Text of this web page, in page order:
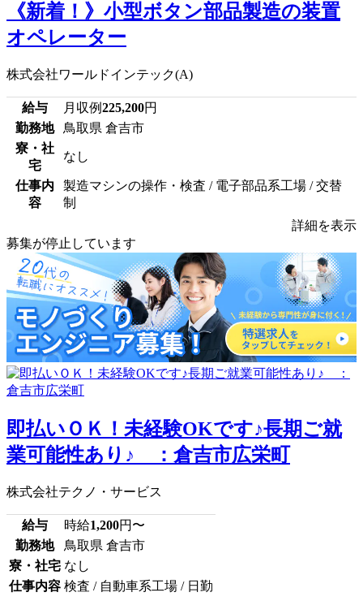
《新着！》小型ボタン部品製造の装置
オペレーター
株式会社ワールドインテック(A)
給与 月収例225,200円
勤務地
鳥取県 倉吉市
寮・社
宅
なし
仕事内
容
製造マシンの操作・検査 / 電子部品系工場 / 交替
制
詳細を表示
募集が停止しています
即払いＯＫ！未経験OKです♪長期ご就
業可能性あり♪ ：倉吉市広栄町
株式会社テクノ・サービス
給与 時給1,200円〜
勤務地
鳥取県 倉吉市
寮・社宅 なし
仕事内容 検査 / 自動車系工場 / 日勤